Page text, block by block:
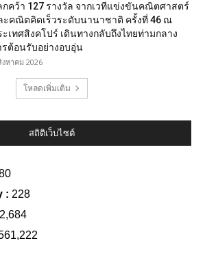
กคว้า 127 รางวัล จากเวทีแข่งขันคณิตศาสตร์
ะคณิตคิดเร็วระดับนานาชาติ ครั้งที่ 46 ณ
ะเทศสิงคโปร์ เดินทางกลับถึงไทยท่ามกลาง
รต้อนรับอย่างอบอุ่น
งหาคม 2026
โหลดเพิ่มเติม
สถิติเว็บไซต์
: 228